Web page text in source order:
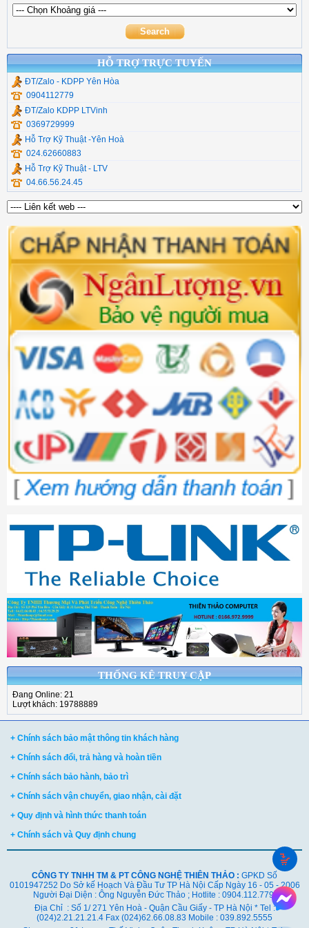
Chuyển quang hdmi
Cáp Chuyển Đổi UGR
Commscope
Thiết Bị Mạng Veggieg
HỖ TRỢ TRỰC TUYẾN
ĐT/Zalo - KDPP Yên Hòa
0904112779
ĐT/Zalo KDPP LTVinh
0369729999
Hỗ Trợ Kỹ Thuật -Yên Hoà
024.62660883
Hỗ Trợ Kỹ Thuật - LTV
04.66.56.24.45
THỐNG KÊ TRUY CẬP
Đang Online: 21
Lượt khách: 19788889
+ Chính sách bảo mật thông tin khách hàng
+ Chính sách đổi, trả hàng và hoàn tiền
+ Chính sách bảo hành, bảo trì
+ Chính sách vận chuyển, giao nhận, cài đặt
+ Quy định và hình thức thanh toán
+ Chính sách và Quy định chung
CÔNG TY TNHH TM & PT CÔNG NGHỆ THIÊN THẢO : GPKD Số
0101947252 Do Sở kế Hoạch Và Đầu Tư TP Hà Nội Cấp Ngày 16 - 05 - 2006
Người Đại Diện : Ông Nguyễn Đức Thảo ; Hotlite : 0904.112.779
Địa Chỉ : Số 1/ 271 Yên Hoà - Quận Cầu Giấy - TP Hà Nội * Tel :
(024)2.21.21.21.4 Fax (024)62.66.08.83 Mobile : 039.892.5555